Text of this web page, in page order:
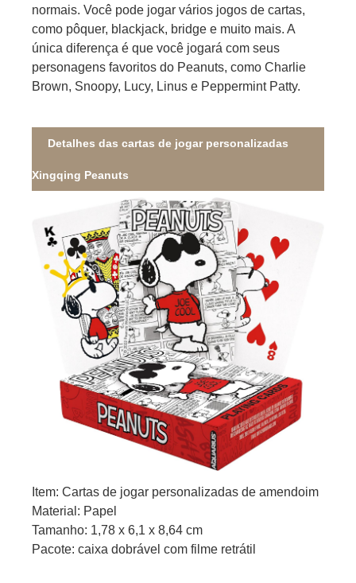
normais. Você pode jogar vários jogos de cartas,
como pôquer, blackjack, bridge e muito mais. A
única diferença é que você jogará com seus
personagens favoritos do Peanuts, como Charlie
Brown, Snoopy, Lucy, Linus e Peppermint Patty.
Detalhes das cartas de jogar personalizadas
Xingqing Peanuts
Item: Cartas de jogar personalizadas de amendoim
Material: Papel
Tamanho: 1,78 x 6,1 x 8,64 cm
Pacote: caixa dobrável com filme retrátil